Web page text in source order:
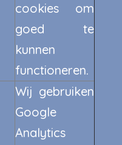
cookies om
goed te
kunnen
functioneren.
Wij gebruiken
Google
Analytics